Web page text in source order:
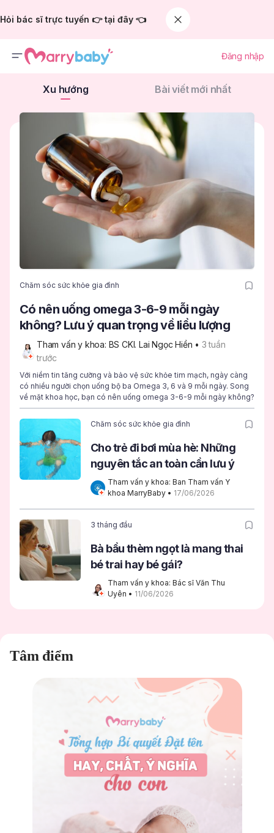
Hỏi bác sĩ trực tuyến 👉 tại đây 👈
Đăng nhập
Xu hướng Bài viết mới nhất
Chăm sóc sức khỏe gia đình
Có nên uống omega 3-6-9 mỗi ngày
không? Lưu ý quan trọng về liều lượng
Tham vấn y khoa: BS CKI. Lai Ngọc Hiền • 3 tuần
trước
Với niềm tin tăng cường và bảo vệ sức khỏe tim mạch, ngày càng
có nhiều người chọn uống bộ ba Omega 3, 6 và 9 mỗi ngày. Song
về mặt khoa học, bạn có nên uống omega 3-6-9 mỗi ngày không?
Chăm sóc sức khỏe gia đình
Cho trẻ đi bơi mùa hè: Những
nguyên tắc an toàn cần lưu ý
Tham vấn y khoa: Ban Tham vấn Y
khoa MarryBaby • 17/06/2026
3 tháng đầu
Bà bầu thèm ngọt là mang thai
bé trai hay bé gái?
Tham vấn y khoa: Bác sĩ Văn Thu
Uyên • 11/06/2026
Tâm điểm